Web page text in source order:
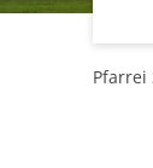
Pfarrei